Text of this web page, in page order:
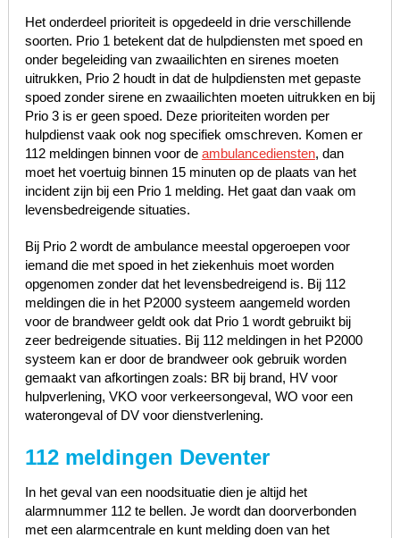
Het onderdeel prioriteit is opgedeeld in drie verschillende
soorten. Prio 1 betekent dat de hulpdiensten met spoed en
onder begeleiding van zwaailichten en sirenes moeten
uitrukken, Prio 2 houdt in dat de hulpdiensten met gepaste
spoed zonder sirene en zwaailichten moeten uitrukken en bij
Prio 3 is er geen spoed. Deze prioriteiten worden per
hulpdienst vaak ook nog specifiek omschreven. Komen er
112 meldingen binnen voor de ambulancediensten, dan
moet het voertuig binnen 15 minuten op de plaats van het
incident zijn bij een Prio 1 melding. Het gaat dan vaak om
levensbedreigende situaties.
Bij Prio 2 wordt de ambulance meestal opgeroepen voor
iemand die met spoed in het ziekenhuis moet worden
opgenomen zonder dat het levensbedreigend is. Bij 112
meldingen die in het P2000 systeem aangemeld worden
voor de brandweer geldt ook dat Prio 1 wordt gebruikt bij
zeer bedreigende situaties. Bij 112 meldingen in het P2000
systeem kan er door de brandweer ook gebruik worden
gemaakt van afkortingen zoals: BR bij brand, HV voor
hulpverlening, VKO voor verkeersongeval, WO voor een
waterongeval of DV voor dienstverlening.
112 meldingen Deventer
In het geval van een noodsituatie dien je altijd het
alarmnummer 112 te bellen. Je wordt dan doorverbonden
met een alarmcentrale en kunt melding doen van het